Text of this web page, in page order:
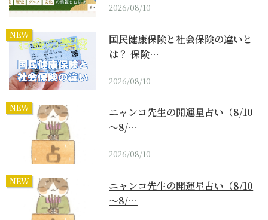
2026/08/10
NEW
国民健康保険と社会保険の違いと
は？ 保険…
2026/08/10
NEW
ニャンコ先生の開運星占い（8/10
～8/…
2026/08/10
NEW
ニャンコ先生の開運星占い（8/10
～8/…